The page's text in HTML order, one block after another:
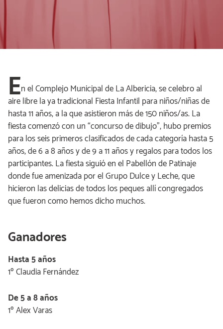
En el Complejo Municipal de La Albericia, se celebro al
aire libre la ya tradicional Fiesta Infantil para niños/niñas de
hasta 11 años, a la que asistieron más de 150 niños/as. La
fiesta comenzó con un “concurso de dibujo”, hubo premios
para los seis primeros clasificados de cada categoría hasta 5
años, de 6 a 8 años y de 9 a 11 años y regalos para todos los
participantes. La fiesta siguió en el Pabellón de Patinaje
donde fue amenizada por el Grupo Dulce y Leche, que
hicieron las delicias de todos los peques allí congregados
que fueron como hemos dicho muchos.
Ganadores
Hasta 5 años
1º Claudia Fernández
De 5 a 8 años
1º Alex Varas